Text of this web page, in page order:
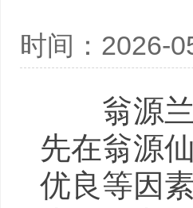
时间：2026-
翁源兰
先在翁源
优良等因